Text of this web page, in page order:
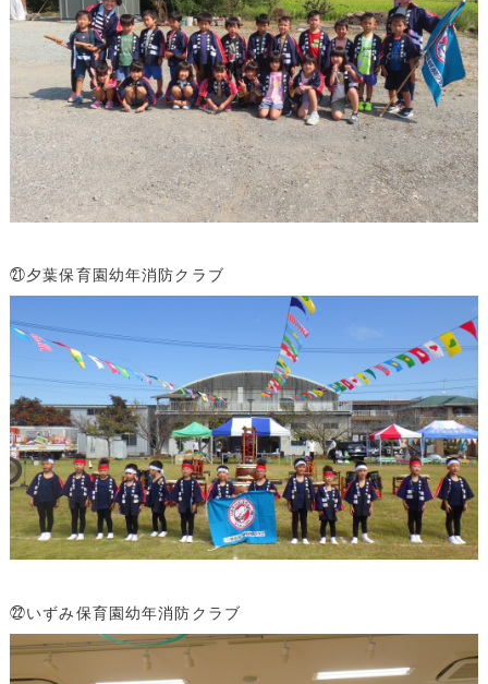
㉑夕葉保育園幼年消防クラブ
㉒いずみ保育園幼年消防クラブ